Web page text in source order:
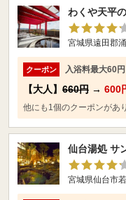
わくや天平
宮城県遠田郡
クーポン 入浴料最大60
【大人】 660円 → 600
他にも1個のクーポンがあ
仙台湯処 サ
宮城県仙台市